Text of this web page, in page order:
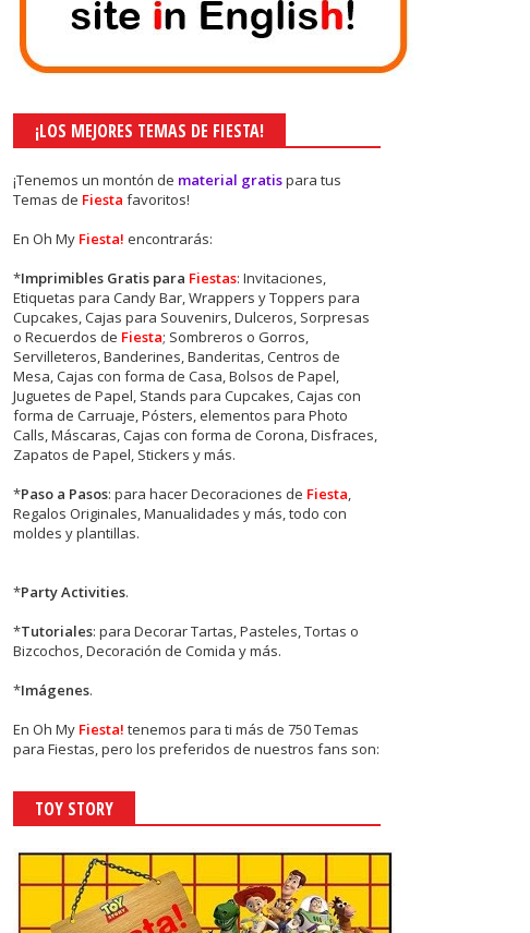
¡LOS MEJORES TEMAS DE FIESTA!
¡Tenemos un montón de material gratispara tus
Temas de Fiestafavoritos!
En Oh My Fiesta!encontrarás:
*Imprimibles Gratis para Fiestas: Invitaciones,
Etiquetas para Candy Bar, Wrappers y Toppers para
Cupcakes, Cajas para Souvenirs, Dulceros, Sorpresas
o Recuerdos de Fiesta; Sombreros o Gorros,
Servilleteros, Banderines, Banderitas, Centros de
Mesa, Cajas con forma de Casa, Bolsos de Papel,
Juguetes de Papel, Stands para Cupcakes, Cajas con
forma de Carruaje, Pósters, elementos para Photo
Calls, Máscaras, Cajas con forma de Corona, Disfraces,
Zapatos de Papel, Stickers y más.
*Paso a Pasos: para hacer Decoraciones de Fiesta,
Regalos Originales, Manualidades y más, todo con
moldes y plantillas.
*Party Activities.
*Tutoriales: para Decorar Tartas, Pasteles, Tortas o
Bizcochos, Decoración de Comida y más.
*Imágenes.
EnOh My Fiesta! tenemos para ti más de 750 Temas
para Fiestas, pero los preferidos de nuestros fans son:
TOY STORY